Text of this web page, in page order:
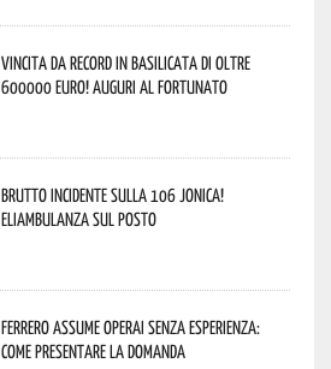
Vincita da record in Basilicata di oltre
600000 euro! Auguri al fortunato
Brutto incidente sulla 106 Jonica!
Eliambulanza sul posto
Ferrero assume operai senza esperienza:
come presentare la domanda